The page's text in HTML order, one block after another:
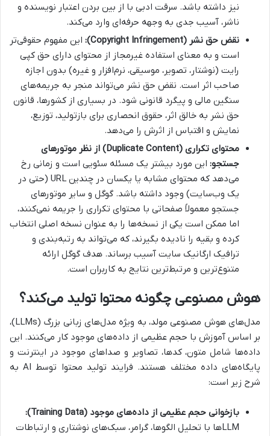
نیز داشته باشد. سرقت ادبی با از بین بردن اعتبار نویسنده و
ناشر، آسیب جدی به وجهه حرفه‌ای وارد می‌کند.
نقض حق نشر (Copyright Infringement):
این مفهوم حقوقی‌تر
است و به معنای استفاده غیرمجاز از محتوای دارای حق کپی
رایت (نوشتار، تصویر، موسیقی، نرم‌افزار و غیره) بدون اجازه
صاحب اثر است. نقض حق نشر می‌تواند منجر به جریمه‌های
سنگین مالی و پیگرد قانونی شود. در بسیاری از کشورها، قانون
حق نشر به خالق اثر، حقوق انحصاری برای بازتولید، توزیع،
نمایش و اقتباس از اثرش را می‌دهد.
محتوای تکراری (Duplicate Content) از نظر موتورهای
جستجو: این مورد بیشتر یک مسئله سئویی است و زمانی رخ
می‌دهد که محتوای مشابه یا یکسان در چندین URL (حتی در
یک وب‌سایت) وجود داشته باشد. گوگل و سایر موتورهای
جستجو معمولاً صفحاتی با محتوای تکراری را جریمه نمی‌کنند،
اما ممکن است یکی از نسخه‌ها را به عنوان نسخه اصلی انتخاب
کرده و بقیه را نادیده بگیرند، که می‌تواند به رتبه‌بندی و
ترافیک ارگانیک سایت آسیب برساند. هدف گوگل ارائه
متنوع‌ترین و مرتبط‌ترین نتایج به کاربران است.
هوش مصنوعی چگونه محتوا تولید می‌کند؟
مدل‌های هوش مصنوعی مولد، به ویژه مدل‌های زبانی بزرگ (LLMs)،
بر اساس آموزش با حجم عظیمی از داده‌های موجود کار می‌کنند. این
داده‌ها شامل متون، کدها، تصاویر و صداهای موجود در اینترنت و
پایگاه‌های داده مختلف هستند. فرایند تولید محتوا توسط AI به
شرح زیر است:
بازخوانی حجم عظیمی از داده‌های موجود (Training Data):
LLMها با تحلیل الگوها، گرامر، سبک‌های نوشتاری و ارتباطات